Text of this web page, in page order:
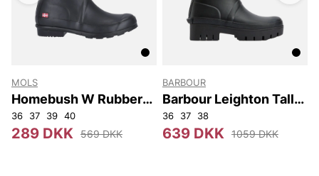
MOLS
Homebush W Rubber
Boot
36 37 39 40
289 DKK 569 DKK
BARBOUR
Barbour Leighton Tall
Welly
36 37 38
639 DKK 1059 DKK